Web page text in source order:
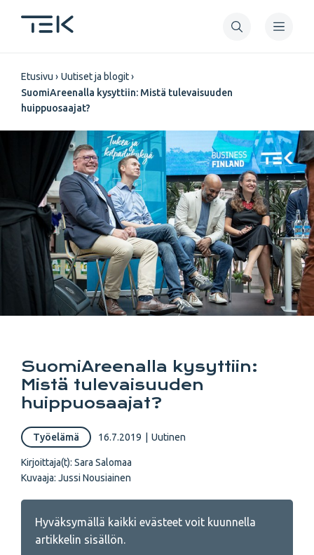
pääsisältöön
Murupolku
Etusivu
Uutiset ja blogit
SuomiAreenalla kysyttiin: Mistä tulevaisuuden
huippuosaajat?
SuomiAreenalla kysyttiin:
Mistä tulevaisuuden
huippuosaajat?
Työelämä 16.7.2019 Uutinen
Kirjoittaja(t): Sara Salomaa
Kuvaaja: Jussi Nousiainen
Hyväksymällä kaikki evästeet voit kuunnella
artikkelin sisällön.